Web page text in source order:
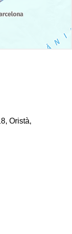
Oristà,